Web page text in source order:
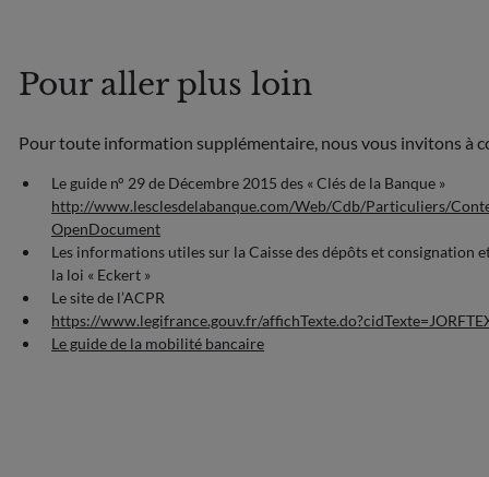
Pour aller plus loin
Pour toute information supplémentaire, nous vous invitons à
Le guide n° 29 de Décembre 2015 des « Clés de la Banque »
http://www.lesclesdelabanque.com/Web/Cdb/Particuliers/
OpenDocument
Les informations utiles sur la Caisse des dépôts et consignation
la loi « Eckert »
Le site de l’ACPR
https://www.legifrance.gouv.fr/
Le guide de la mobilité bancaire